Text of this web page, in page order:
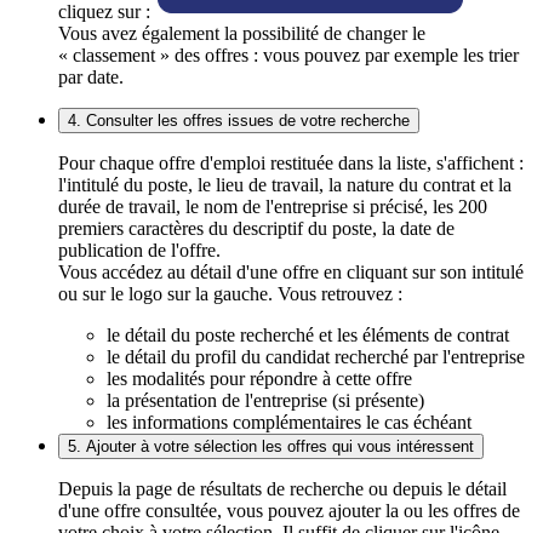
cliquez sur :
Vous avez également la possibilité de changer le
« classement » des offres : vous pouvez par exemple les trier
par date.
4. Consulter les offres issues de votre recherche
Pour chaque offre d'emploi restituée dans la liste, s'affichent :
l'intitulé du poste, le lieu de travail, la nature du contrat et la
durée de travail, le nom de l'entreprise si précisé, les 200
premiers caractères du descriptif du poste, la date de
publication de l'offre.
Vous accédez au détail d'une offre en cliquant sur son intitulé
ou sur le logo sur la gauche. Vous retrouvez :
le détail du poste recherché et les éléments de contrat
le détail du profil du candidat recherché par l'entreprise
les modalités pour répondre à cette offre
la présentation de l'entreprise (si présente)
les informations complémentaires le cas échéant
5. Ajouter à votre sélection les offres qui vous intéressent
Depuis la page de résultats de recherche ou depuis le détail
d'une offre consultée, vous pouvez ajouter la ou les offres de